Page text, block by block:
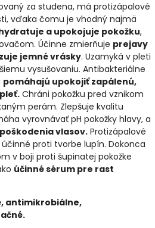
za studena, má protizápalové
vďaka čomu je vhodný najmä
a upokojuje pokožku,
Účinne zmierňuje prejavy
jemné vrásky. Uzamyká v pleti
vysušovaniu. Antibakteriálne
pomáhajú upokojiť zapálenú,
Chráni pokožku pred vznikom
perám. Zlepšuje kvalitu
vyrovnávať pH pokožky hlavy, a
vlasov. Protizápalové
proti tvorbe lupín. Dokonca
v boji proti šupinatej pokožke
účinné sérum pre rast
antimikrobiálne,